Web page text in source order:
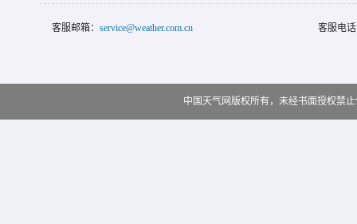
客服邮箱： service@weather.com.cn 客服电
中国天气网版权所有，未经书面授权